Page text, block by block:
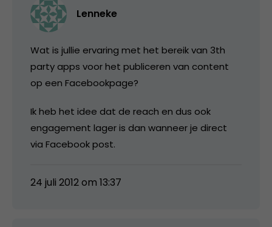
Lenneke
Wat is jullie ervaring met het bereik van 3th
party apps voor het publiceren van content
op een Facebookpage?
Ik heb het idee dat de reach en dus ook
engagement lager is dan wanneer je direct
via Facebook post.
24 juli 2012 om 13:37